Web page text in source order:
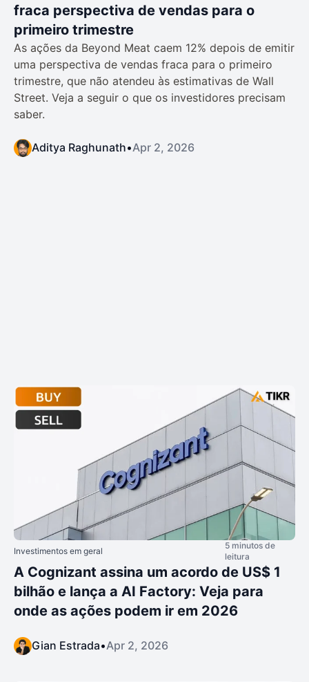
fraca perspectiva de vendas para o
primeiro trimestre
As ações da Beyond Meat caem 12% depois de emitir
uma perspectiva de vendas fraca para o primeiro
trimestre, que não atendeu às estimativas de Wall
Street. Veja a seguir o que os investidores precisam
saber.
Aditya Raghunath•Apr 2, 2026
Investimentos em geral
5 minutos de
leitura
A Cognizant assina um acordo de US$ 1
bilhão e lança a AI Factory: Veja para
onde as ações podem ir em 2026
Gian Estrada•Apr 2, 2026